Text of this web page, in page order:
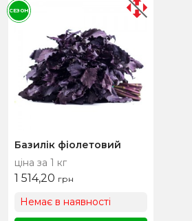
Базилік фіолетовий
ціна за 1 кг
1 514,20 грн
Немає в наявності
СЕЗОН